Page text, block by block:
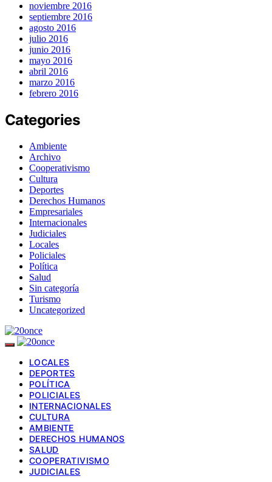
noviembre 2016
septiembre 2016
agosto 2016
julio 2016
junio 2016
mayo 2016
abril 2016
marzo 2016
febrero 2016
Categories
Ambiente
Archivo
Cooperativismo
Cultura
Deportes
Derechos Humanos
Empresariales
Internacionales
Judiciales
Locales
Policiales
Política
Salud
Sin categoría
Turismo
Uncategorized
LOCALES
DEPORTES
POLÍTICA
POLICIALES
INTERNACIONALES
CULTURA
AMBIENTE
DERECHOS HUMANOS
SALUD
COOPERATIVISMO
JUDICIALES